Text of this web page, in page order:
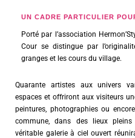
UN CADRE PARTICULIER
Porté par l’association
Cour se distingue par
granges et les cours du village.
Quarante artistes aux univers
espaces et offriront aux visiteurs
peintures, photographies ou
commune, dans des lieux
véritable galerie à ciel ouvert